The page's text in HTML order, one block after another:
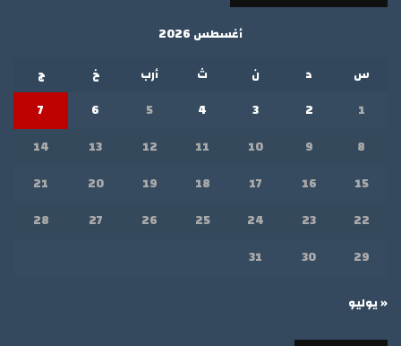
أغسطس 2026
س
د ن ث أرب خ
ج
1
2
3
4
5
6
7
8
9
10
11
12
13
14
15
16
17
18
19
20
21
22
23
24
25
26
27
28
29
30
31
« يوليو